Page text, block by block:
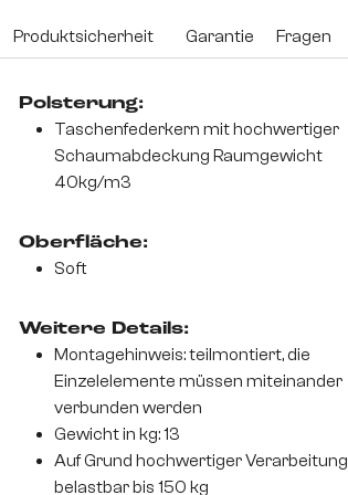
Produktsicherheit Garantie Fragen
Polsterung:
Taschenfederkern mit hochwertiger
Schaumabdeckung Raumgewicht
40kg/m3
Oberfläche:
Soft
Weitere Details:
Montagehinweis: teilmontiert, die
Einzelelemente müssen miteinander
verbunden werden
Gewicht in kg: 13
Auf Grund hochwertiger Verarbeitung
belastbar bis 150 kg